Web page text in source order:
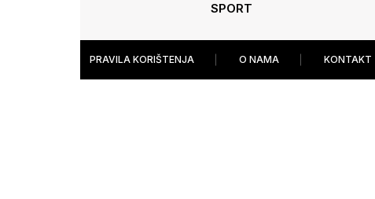
SPORT
PRAVILA KORIŠTENJA O NAMA KONTAKT